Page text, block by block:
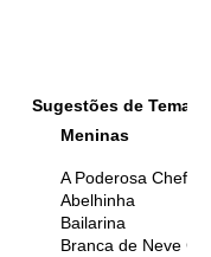
Sugestões de Temas
Meninas
A Poderosa
Abelhinha
Bailarina
Branca de Neve Cut